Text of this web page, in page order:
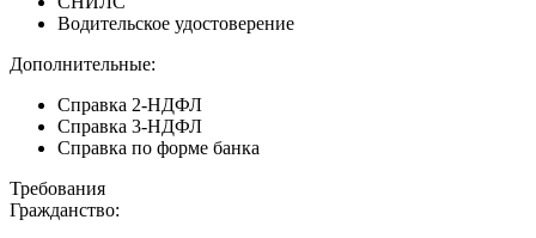
Водительское удостоверение
Дополнительные:
Справка 2-НДФЛ
Справка 3-НДФЛ
Справка по форме банка
Требования
Гражданство: